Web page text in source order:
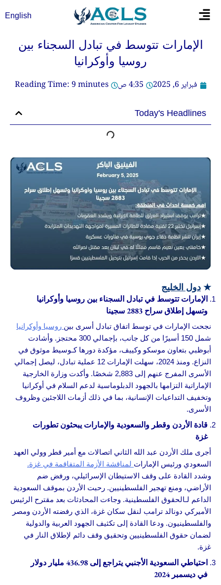
Flyout
English
الإمارات تتوسط في تبادل السجناء بين
روسيا وأوكرانيا
فبراير 6, 2025
4:35 ص Reading Time:9minutes
Today's Headlines
★ دول الخليج
الإمارات تتوسط في تبادل السجناء بين روسيا وأوكرانيا
وتسهل إطلاق سراح 2883 سجينا
نجحت الإمارات في توسط اتفاق تبادل أسرى بين روسيا وأوكرانيا
شمل 150 أسيرًا من كل جانب، بإجمالي 300 محتجز. وأشادت
أبوظبي بتعاون موسكو وكييف، مؤكدة دورها كـوسيط موثوق في
النزاع. ومنذ 2024، سهلت الإمارات 12 عملية تبادل، ليصل إجمالي
الأسرى المفرج عنهم إلى 2,883 شخصًا. وأكدت وزارة الخارجية
الإماراتية التزامها بالجهود الدبلوماسية لدعم السلام في أوكرانيا
وتخفيف التداعيات الإنسانية، بما في ذلك أزمات اللاجئين وظروف
الأسرى.
قادة الأردن وقطر والسعودية والإمارات يبحثون تطورات
غزة
أجرى ملك الأردن عبد الله الثاني اتصالات مع أمير قطر وولي العهد
السعودي ورئيس الإمارات لمناقشة الأزمة المتفاقمة في غزة.
وشدد القادة على وقف الاستيطان الإسرائيلي، ورفض ضم
الأراضي، ومنع تهجير الفلسطينيين. رحبت الأردن بموقف السعودية
الداعم لـالحقوق الفلسطينية. وجاءت المحادثات بعد مقترح الرئيس
الأميركي دونالد ترامب لنقل سكان غزة، الذي رفضته الأردن ومصر
والفلسطينيون. ودعا القادة إلى تكثيف الجهود العربية والدولية
لضمان حقوق الفلسطينيين وتحقيق وقف دائم لإطلاق النار في
غزة.
احتياطي السعودية الأجنبي يتراجع إلى 436.98 مليار دولار
في ديسمبر 2024